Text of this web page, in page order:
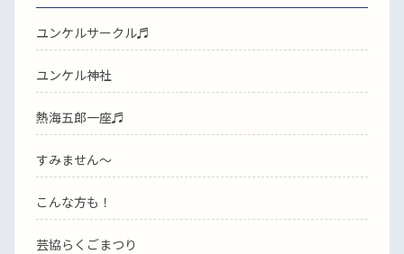
ユンケルサークル♬
ユンケル神社
熱海五郎一座♬
すみません〜
こんな方も！
芸協らくごまつり